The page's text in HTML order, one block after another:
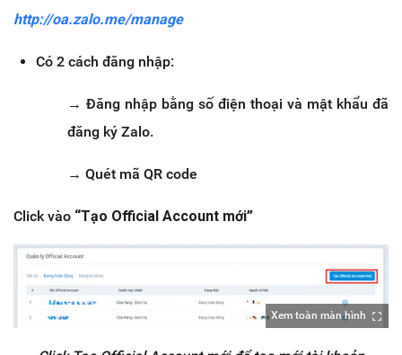
http://oa.zalo.me/manage
Có 2 cách đăng nhập:
→ Đăng nhập bằng số điện thoại và mật khẩu đã
đăng ký Zalo.
→ Quét mã QR code
Click vào “Tạo Official Account mới”
Xem toàn màn hình